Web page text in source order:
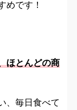
めです！
ほとんどの商
、毎日食べて